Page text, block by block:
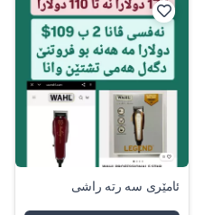
ئامێری سه رته راشى